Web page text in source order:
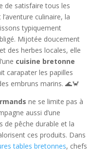
de satisfaire tous les
culinaire, la
typiquement
Mijotée doucement
des herbes locales, elle
cuisine bretonne
carapater les papilles
embruns marins. 🌊🦀
ne se limite pas à
aussi d’une
de pêche durable et la
ces produits. Dans
tables bretonnes, chefs